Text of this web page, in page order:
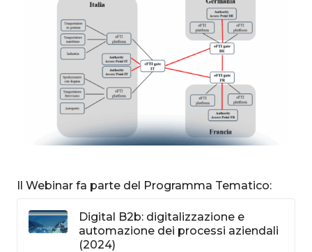
Il Webinar fa parte del Programma Tematico:
Digital B2b: digitalizzazione e
automazione dei processi aziendali
(2024)